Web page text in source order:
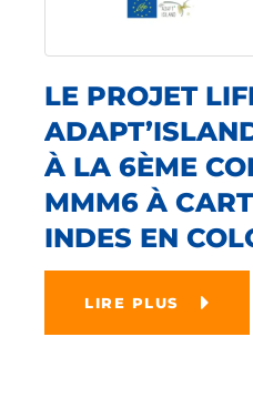
LE PROJET
À LA 6ÈME
MMM6 À
INDES EN
LIRE PLUS